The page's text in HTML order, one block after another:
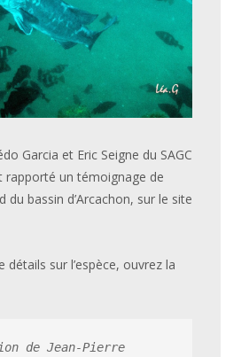
Garcia et Eric Seigne du SAGC
rapporté un témoignage de
du bassin d’Arcachon, sur le site
détails sur l’espèce, ouvrez la
de Jean-Pierre